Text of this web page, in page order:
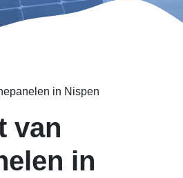
in Nispen
van
in